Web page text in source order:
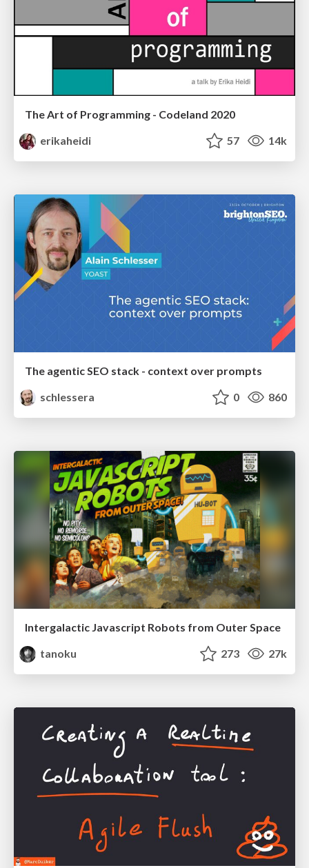
The Art of Programming - Codeland 2020
erikaheidi
57 14k
The agentic SEO stack - context over prompts
schlessera
0 860
Intergalactic Javascript Robots from Outer Space
tanoku
273 27k